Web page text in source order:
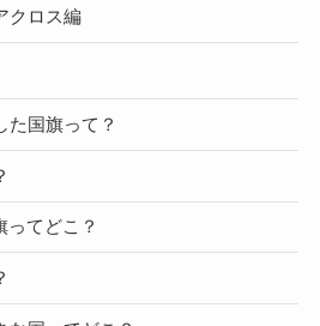
クロス編
た国旗って？
てどこ？